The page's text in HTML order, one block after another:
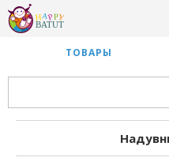
ТОВАРЫ